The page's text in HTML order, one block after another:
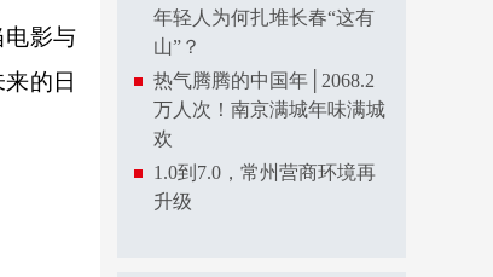
影与
的日
年轻人为何扎堆长春“这有
山”？
热气腾腾的中国年│2068.2
万人次！南京满城年味满城
欢
1.0到7.0，常州营商环境再
升级